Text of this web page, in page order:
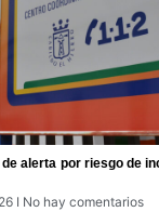
alerta por riesgo de
No hay comentarios